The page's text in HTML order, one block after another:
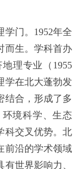
学门。1952年全
而生。学科首办
理专业（1955
学在北大蓬勃发
结合，形成了多
境科学、生态
科交叉优势。北
前沿的学术领域
世界影响力、